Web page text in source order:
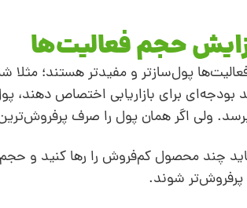
پول‌سازتر و مفیدتر هستند؛
بودجه‌ای برای بازاریابی اختصاص
ولی اگر همان پول را صرف
باید چند محصول کم‌فروش را رها کنید و
پرفروش‌تر شوند.